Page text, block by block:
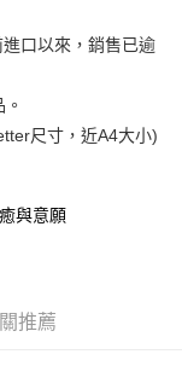
口以來，銷售已逾
尺寸，近A4大小)
與意願
推薦